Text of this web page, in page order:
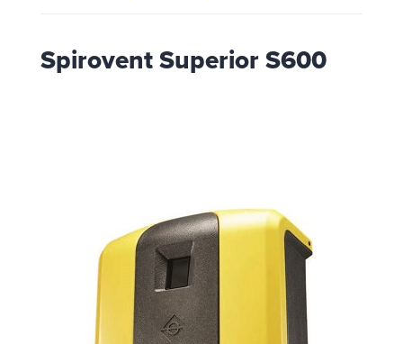
Spirovent Superior S600